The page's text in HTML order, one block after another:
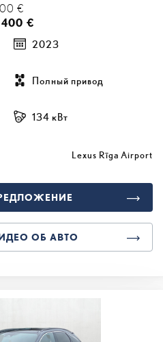
€
400 €
2023
Полный привод
134 кВт
Lexus Rīga Airport
ОБ АВТО